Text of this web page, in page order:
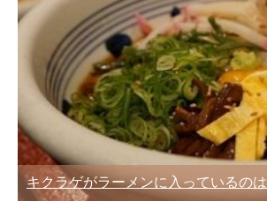
キクラゲがラーメンに入っているの